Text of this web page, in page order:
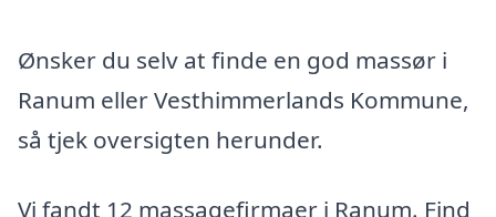
Ønsker du selv at finde en god massør i
Ranum eller Vesthimmerlands Kommune,
så tjek oversigten herunder.
Vi fandt 12 massagefirmaer i Ranum. Find